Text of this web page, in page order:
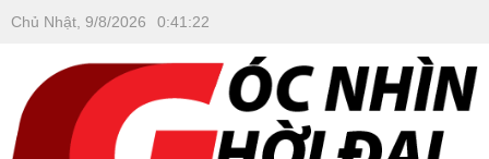
Chủ Nhật, 9/8/2026 0:41 :23